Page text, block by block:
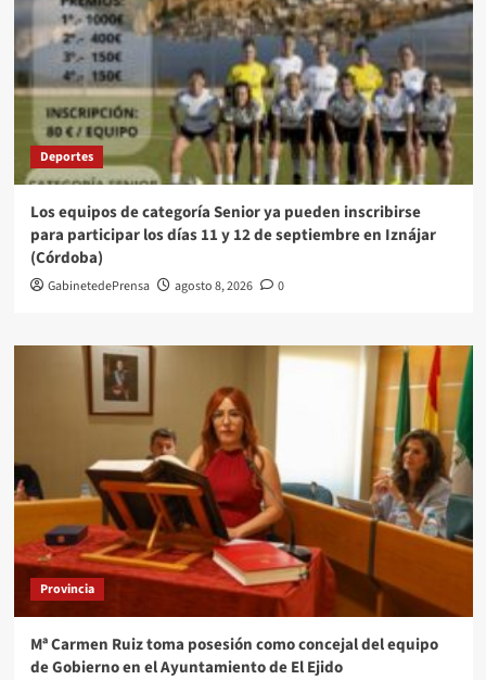
Deportes
Los equipos de categoría Senior ya pueden inscribirse
para participar los días 11 y 12 de septiembre en Iznájar
(Córdoba)
GabinetedePrensa agosto 8, 2026 0
Provincia
Mª Carmen Ruiz toma posesión como concejal del equipo
de Gobierno en el Ayuntamiento de El Ejido